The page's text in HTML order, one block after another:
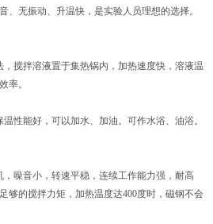
、无振动、升温快，是实验人员理想的选择。
搅拌溶液置于集热锅内，加热速度快，溶液温
率。
能好，可以加水、加油。可作水浴、油浴。
噪音小，转速平稳，连续工作能力强，耐高
够的搅拌力矩，加热温度达400度时，磁钢不会